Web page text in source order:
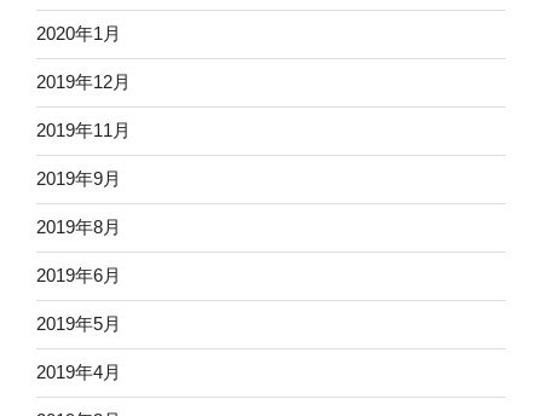
2020年1月
2019年12月
2019年11月
2019年9月
2019年8月
2019年6月
2019年5月
2019年4月